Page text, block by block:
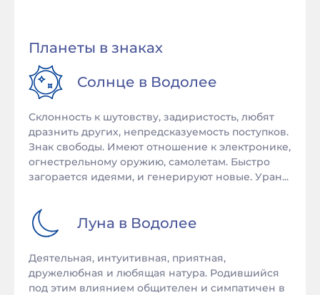
Планеты в знаках
Солнце в Водолее
Склонность к шутовству, задиристость, любят
дразнить других, непредсказуемость поступков.
Знак свободы. Имеют отношение к электронике,
огнестрельному оружию, самолетам. Быстро
загорается идеями, и генерируют новые. Уран...
Луна в Водолее
Деятельная, интуитивная, приятная,
дружелюбная и любящая натура. Родившийся
под этим влиянием общителен и симпатичен в